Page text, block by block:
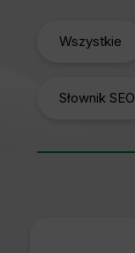
Wszystkie
Słownik SEO